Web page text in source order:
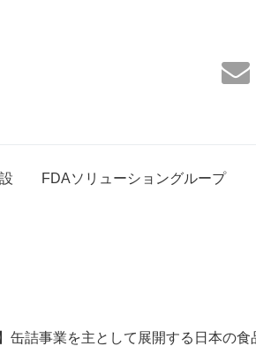
設 FDAソリューショングループ
缶詰事業を主として展開する日本の